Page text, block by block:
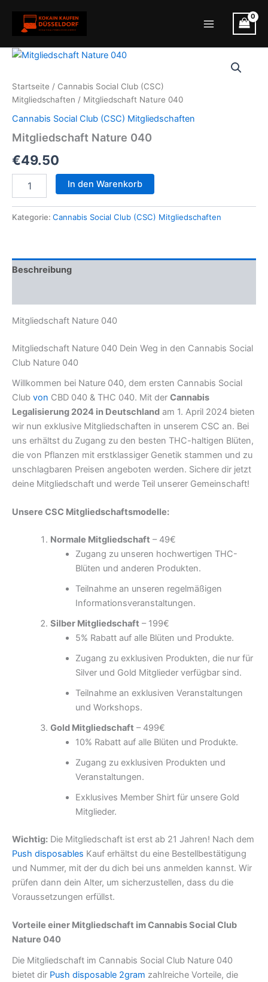
springen
Startseite / Cannabis Social Club (CSC)
Mitgliedschaften / Mitgliedschaft Nature 040
Cannabis Social Club (CSC) Mitgliedschaften
Mitgliedschaft Nature 040
€49.50
Mitgliedschaft
Nature
Menge
In den Warenkorb
Kategorie: Cannabis Social Club (CSC) Mitgliedschaften
Beschreibung
Mitgliedschaft Nature 040
Mitgliedschaft Nature 040 Dein Weg in den Cannabis Social
Club Nature 040
Willkommen bei Nature 040, dem ersten Cannabis Social
Club von CBD 040 & THC 040. Mit der Cannabis
Legalisierung 2024 in Deutschland am 1. April 2024 bieten
wir nun exklusive Mitgliedschaften in unserem CSC an. Bei
uns erhältst du Zugang zu den besten THC-haltigen Blüten,
die von Pflanzen mit erstklassiger Genetik stammen und zu
unschlagbaren Preisen angeboten werden. Sichere dir jetzt
deine Mitgliedschaft und werde Teil unserer Gemeinschaft!
Unsere CSC Mitgliedschaftsmodelle:
Normale Mitgliedschaft – 49€
Zugang zu unseren hochwertigen THC-
Blüten und anderen Produkten.
Teilnahme an unseren regelmäßigen
Informationsveranstaltungen.
Silber Mitgliedschaft – 199€
5% Rabatt auf alle Blüten und Produkte.
Zugang zu exklusiven Produkten, die nur für
Silver und Gold Mitglieder verfügbar sind.
Teilnahme an exklusiven Veranstaltungen
und Workshops.
Gold Mitgliedschaft – 499€
10% Rabatt auf alle Blüten und Produkte.
Zugang zu exklusiven Produkten und
Veranstaltungen.
Exklusives Member Shirt für unsere Gold
Mitglieder.
Wichtig: Die Mitgliedschaft ist erst ab 21 Jahren! Nach dem
Push disposables Kauf erhältst du eine Bestellbestätigung
und Nummer, mit der du dich bei uns anmelden kannst. Wir
prüfen dann dein Alter, um sicherzustellen, dass du die
Voraussetzungen erfüllst.
Vorteile einer Mitgliedschaft im Cannabis Social Club
Nature 040
Die Mitgliedschaft im Cannabis Social Club Nature 040
bietet dir Push disposable 2gram zahlreiche Vorteile, die